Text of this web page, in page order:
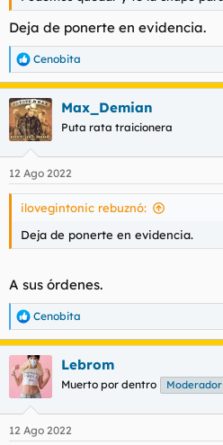
Deja de ponerte en evidencia.
R
e
a
c
c
i
e
s
Cenobita
Max_Demian
Puta rata traicionera
12 Ago 2022
ilovegintonic rebuznó:
Deja de ponerte en evidencia.
A sus órdenes.
R
e
a
c
c
e
Cenobita
Lebrom
Muerto por dentro Moderador
12 Ago 2022